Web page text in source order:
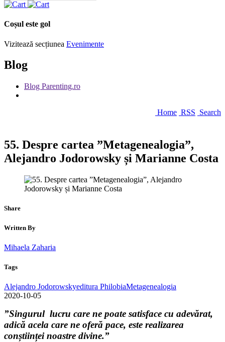
Coșul este gol
Vizitează secțiunea Evenimente
Blog
Blog Parenting.ro
Home RSS Search
55. Despre cartea ”Metagenealogia”,
Alejandro Jodorowsky și Marianne Costa
Share
Written By
Mihaela Zaharia
Tags
Alejandro Jodorowskyeditura PhilobiaMetagenealogia
2020-10-05
”Singurul lucru care ne poate satisface cu adevărat,
adică acela care ne oferă pace, este realizarea
conștiinței noastre divine.”